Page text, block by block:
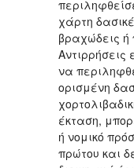
χάρτη
βραχώδεις ή
Αντιρρήσεις
να
ορισμένη
έκταση,
ή νομικό
πρώτου και